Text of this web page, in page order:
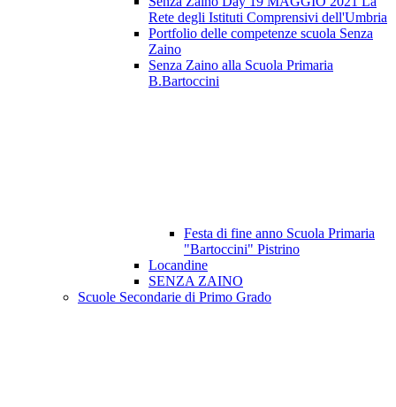
Rete degli Istituti Comprensivi dell'Umbria
Portfolio delle competenze scuola Senza
Zaino
Senza Zaino alla Scuola Primaria
B.Bartoccini
Festa di fine anno Scuola Primaria
"Bartoccini" Pistrino
Locandine
SENZA ZAINO
Scuole Secondarie di Primo Grado